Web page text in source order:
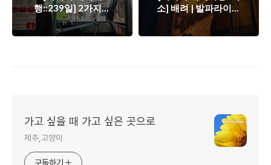
행::239일] 2가지의
목적
소] 배려 | 발파라이소
카사 아벤투라
가고 싶을 때 가고 싶은 곳으로
제주,고양이
구독하기